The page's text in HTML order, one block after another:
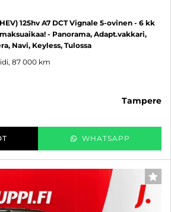
125hv A7 DCT Vignale 5-ovinen - 6 kk
- Panorama, Adapt.vakkari,
Navi, Keyless, Tulossa
87 000 km
tampere
WHATSAPP